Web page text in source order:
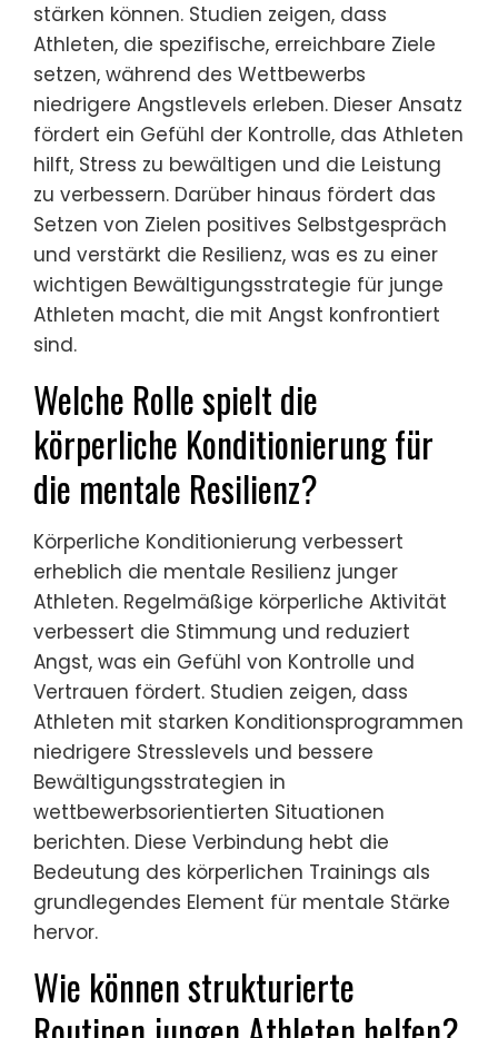
stärken können. Studien zeigen, dass
Athleten, die spezifische, erreichbare Ziele
setzen, während des Wettbewerbs
niedrigere Angstlevels erleben. Dieser Ansatz
fördert ein Gefühl der Kontrolle, das Athleten
hilft, Stress zu bewältigen und die Leistung
zu verbessern. Darüber hinaus fördert das
Setzen von Zielen positives Selbstgespräch
und verstärkt die Resilienz, was es zu einer
wichtigen Bewältigungsstrategie für junge
Athleten macht, die mit Angst konfrontiert
sind.
Welche Rolle spielt die
körperliche Konditionierung für
die mentale Resilienz?
Körperliche Konditionierung verbessert
erheblich die mentale Resilienz junger
Athleten. Regelmäßige körperliche Aktivität
verbessert die Stimmung und reduziert
Angst, was ein Gefühl von Kontrolle und
Vertrauen fördert. Studien zeigen, dass
Athleten mit starken Konditionsprogrammen
niedrigere Stresslevels und bessere
Bewältigungsstrategien in
wettbewerbsorientierten Situationen
berichten. Diese Verbindung hebt die
Bedeutung des körperlichen Trainings als
grundlegendes Element für mentale Stärke
hervor.
Wie können strukturierte